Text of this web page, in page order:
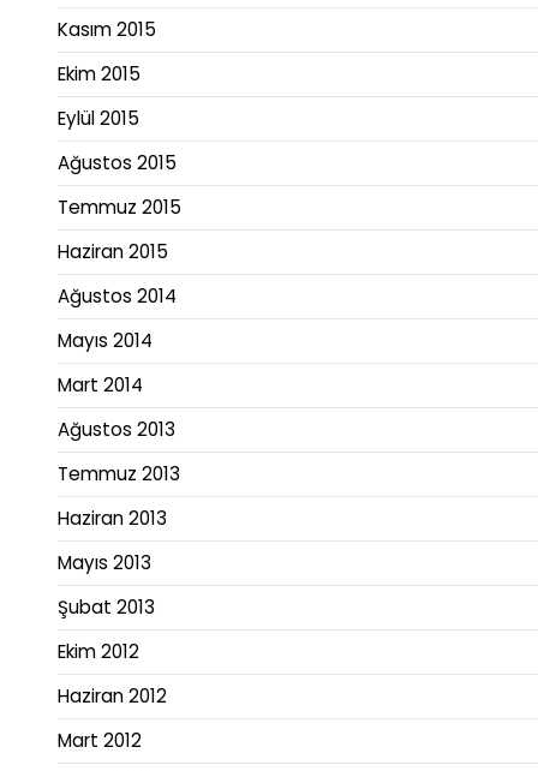
Kasım 2015
Ekim 2015
Eylül 2015
Ağustos 2015
Temmuz 2015
Haziran 2015
Ağustos 2014
Mayıs 2014
Mart 2014
Ağustos 2013
Temmuz 2013
Haziran 2013
Mayıs 2013
Şubat 2013
Ekim 2012
Haziran 2012
Mart 2012